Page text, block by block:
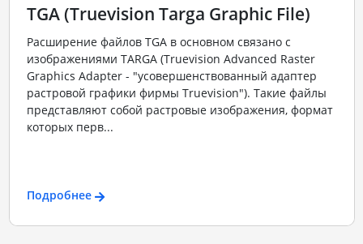
TGA (Truevision Targa Graphic File)
Расширение файлов TGA в основном связано с
изображениями TARGA (Truevision Advanced Raster
Graphics Adapter - "усовершенствованный адаптер
растровой графики фирмы Truevision"). Такие файлы
представляют собой растровые изображения, формат
которых перв...
Подробнее